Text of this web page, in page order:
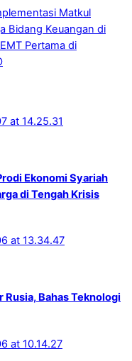
Matkul
Bidang Keuangan di
Pertama di
Ekonomi Syariah
di Tengah Krisis
Rusia, Bahas Teknologi